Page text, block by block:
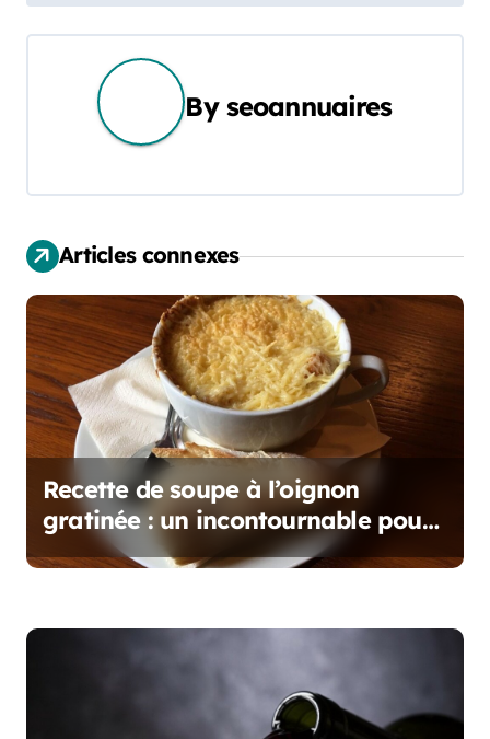
i
i
o
n
d
e
l
’
a
r
i
By seoannuaires
Articles connexes
Recette de soupe à l’oignon
gratinée : un incontournable pour
vos soirées automnales